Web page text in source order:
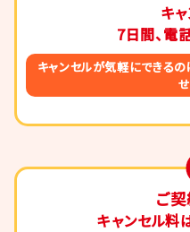
キ
7日間、電
キャンセルが気軽にできるの
ご
キャンセル料